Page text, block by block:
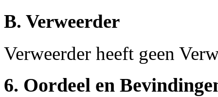
B. Verweerder
Verweerder heeft geen
6. Oordeel en